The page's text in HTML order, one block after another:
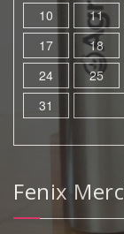
10
11
17
18
24
25
31
Fenix